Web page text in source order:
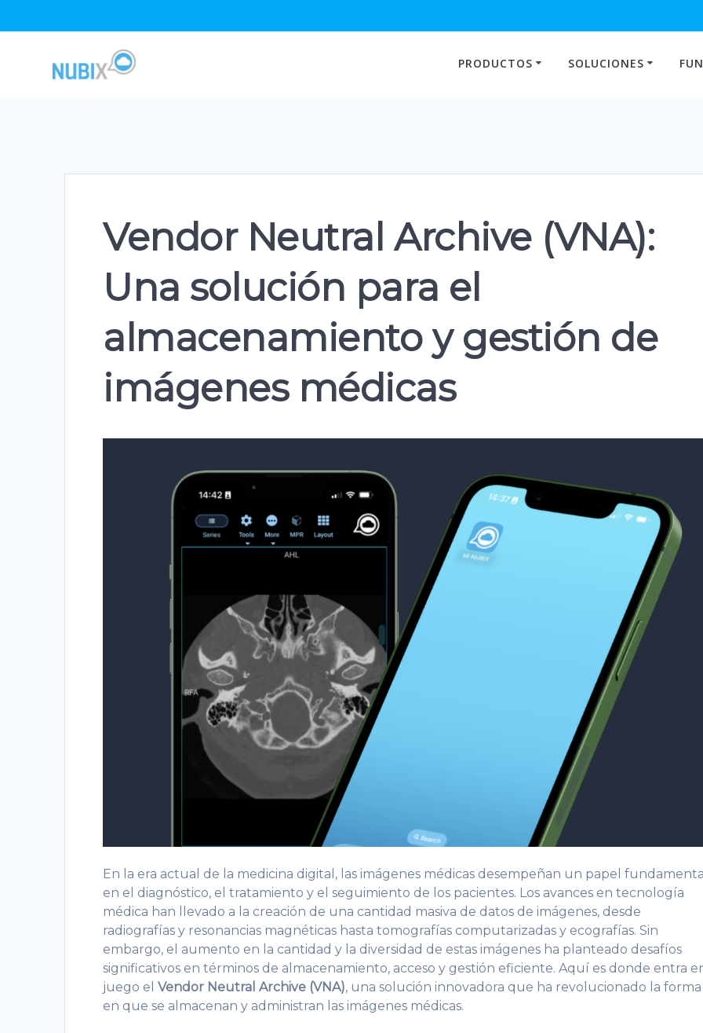
PRODUCTOS
SOLUCIONES
Vendor Neutral Archive (VNA):
Una solución para el
almacenamiento y gestión de
imágenes médicas
En la era actual de la medicina digital, las imágenes médicas desempeñan un papel
en el diagnóstico, el tratamiento y el seguimiento de los pacientes. Los avances en tecnología
médica han llevado a la creación de una cantidad masiva de datos de imágenes, desde
radiografías y resonancias magnéticas hasta tomografías computarizadas y ecografías. Sin
embargo, el aumento en la cantidad y la diversidad de estas imágenes ha planteado desafíos
significativos en términos de almacenamiento, acceso y gestión eficiente. Aquí es donde entra
juego elVendor Neutral Archive (VNA), una solución innovadora que ha revolucionado la forma
en que se almacenan y administran las imágenes médicas.